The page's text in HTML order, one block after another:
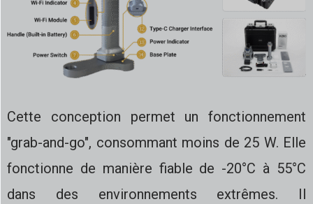
Cette conception permet un fonctionnement
"grab-and-go", consommant moins de 25 W. Elle
fonctionne de manière fiable de -20°C à 55°C
dans des environnements extrêmes. Il